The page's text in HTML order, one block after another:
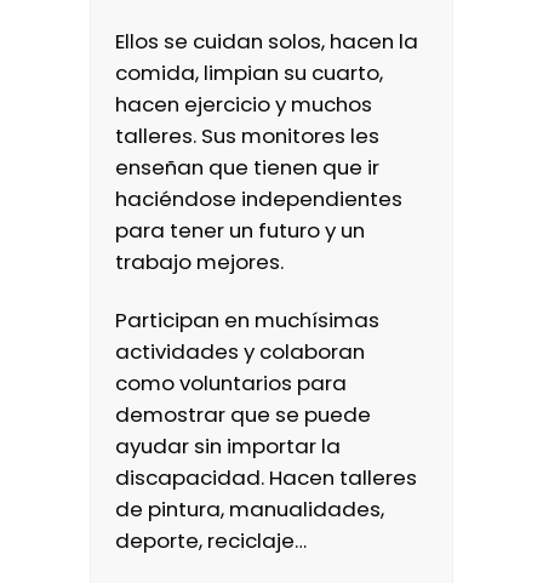
Ellos se cuidan solos, hacen la
comida, limpian su cuarto,
hacen ejercicio y muchos
talleres. Sus monitores les
enseñan que tienen que ir
haciéndose independientes
para tener un futuro y un
trabajo mejores.
Participan en muchísimas
actividades y colaboran
como voluntarios para
demostrar que se puede
ayudar sin importar la
discapacidad. Hacen talleres
de pintura, manualidades,
deporte, reciclaje…